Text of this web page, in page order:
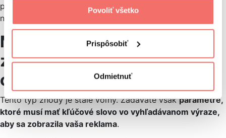
Povoliť všetko
Prispôsobiť
Odmietnuť
pridávať veľa negatívnych kľúčových slov, na ktoré cieliť
nechcete.
Modifikovaná zhoda
zabezpečí relevantnejšie
cielenie
Tento typ zhody je stále voľný. Zadávate všakparametre,
ktoré musí mať kľúčové slovo vo vyhľadávanom výraze,
aby sa zobrazila vaša reklama.